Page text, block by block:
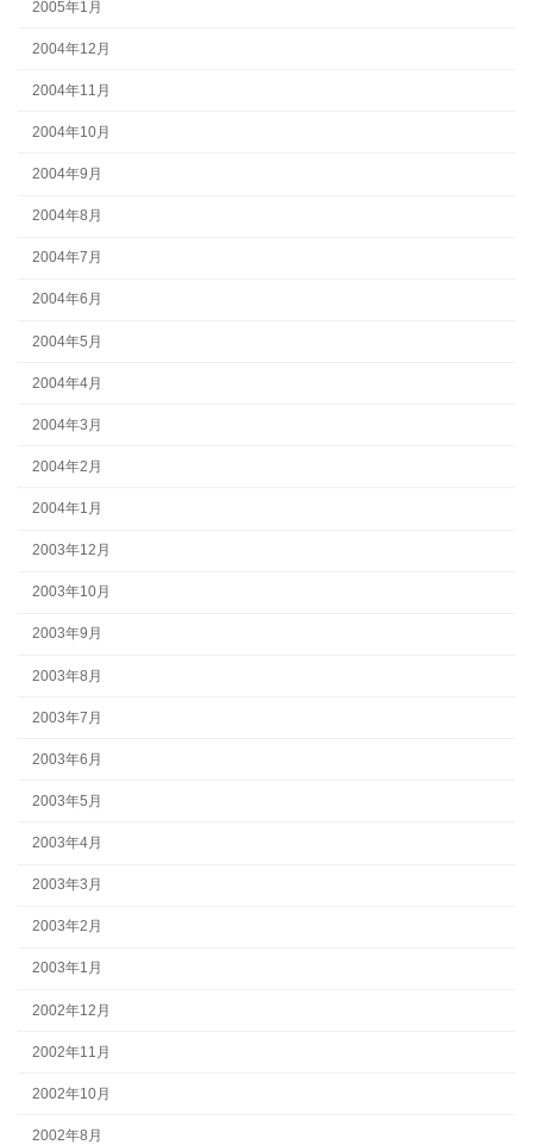
2005年1月
2004年12月
2004年11月
2004年10月
2004年9月
2004年8月
2004年7月
2004年6月
2004年5月
2004年4月
2004年3月
2004年2月
2004年1月
2003年12月
2003年10月
2003年9月
2003年8月
2003年7月
2003年6月
2003年5月
2003年4月
2003年3月
2003年2月
2003年1月
2002年12月
2002年11月
2002年10月
2002年8月